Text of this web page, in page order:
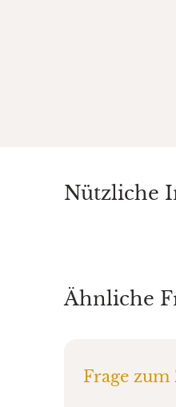
Nützliche
Ähnliche
Frage